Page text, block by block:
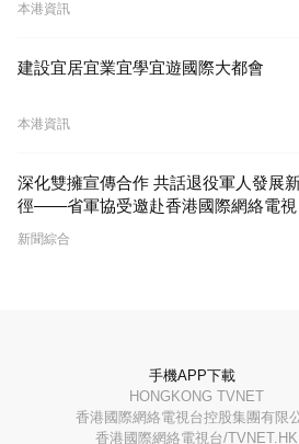
本港資訊
建設宜居宜業宜學宜遊國際大都會
本港資訊
深化雙擁宣傳合作 共話退役軍人發展
徑——省軍協受邀赴香港國際網絡電視
開展座談交流
新聞綜合
手機APP下載
HONGKONG TVNET
香港國際網絡電視台控股集團有限
香港國際網絡電視台/TVNET.HK